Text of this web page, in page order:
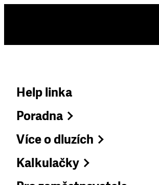
Help linka
Poradna
Více o dluzích
Kalkulačky